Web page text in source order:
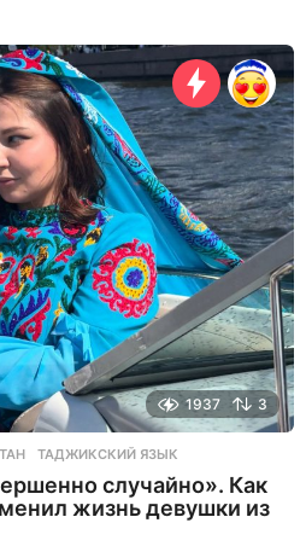
1937 3
,ТАДЖИКСКИЙ ЯЗЫК
случайно». Как
жизнь девушки из